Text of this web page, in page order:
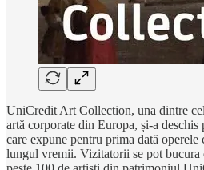
UniCredit Art Collection, una dintre
artă corporate din Europa, și-a
care expune pentru prima dată operele
lungul vremii. Vizitatorii se pot bucura